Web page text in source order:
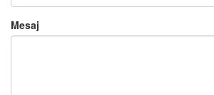
Mesaj